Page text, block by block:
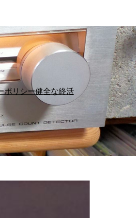
ポリシー健全な終活